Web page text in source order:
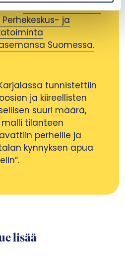
THL Tutkimuksesta
ja
Suomessa.
tunnistettiin
ja kiireellisten
suuri määrä,
tilanteen
perheille ja
kynnyksen apua
lisää